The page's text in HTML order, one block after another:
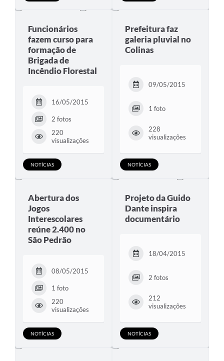
Funcionários
fazem curso para
formação de
Brigada de
Incêndio Florestal
16/05/2015
2 fotos
220
visualizações
NOTÍCIAS
Prefeitura faz
galeria pluvial no
Colinas
09/05/2015
1 foto
228
visualizações
NOTÍCIAS
Abertura dos
Jogos
Interescolares
reúne 2.400 no
São Pedrão
08/05/2015
1 foto
220
visualizações
NOTÍCIAS
Projeto da Guido
Dante inspira
documentário
18/04/2015
2 fotos
212
visualizações
NOTÍCIAS